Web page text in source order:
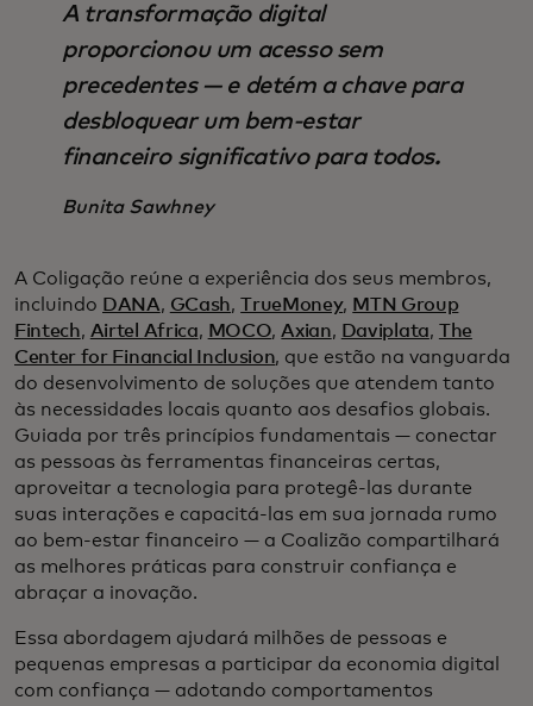
A transformação digital
proporcionou um acesso sem
precedentes — e detém a chave para
desbloquear um bem-estar
financeiro significativo para todos.
Bunita Sawhney
A Coligação reúne a experiência dos seus membros,
incluindo DANA, GCash,TrueMoney, MTN Group
Fintech, Airtel Africa, MOCO, Axian, Daviplata, The
Center for Financial Inclusion, que estão na vanguarda
do desenvolvimento de soluções que atendem tanto
às necessidades locais quanto aos desafios globais.
Guiada por três princípios fundamentais — conectar
as pessoas às ferramentas financeiras certas,
aproveitar a tecnologia para protegê-las durante
suas interações e capacitá-las em sua jornada rumo
ao bem-estar financeiro — a Coalizão compartilhará
as melhores práticas para construir confiança e
abraçar a inovação.
Essa abordagem ajudará milhões de pessoas e
pequenas empresas a participar da economia digital
com confiança — adotando comportamentos